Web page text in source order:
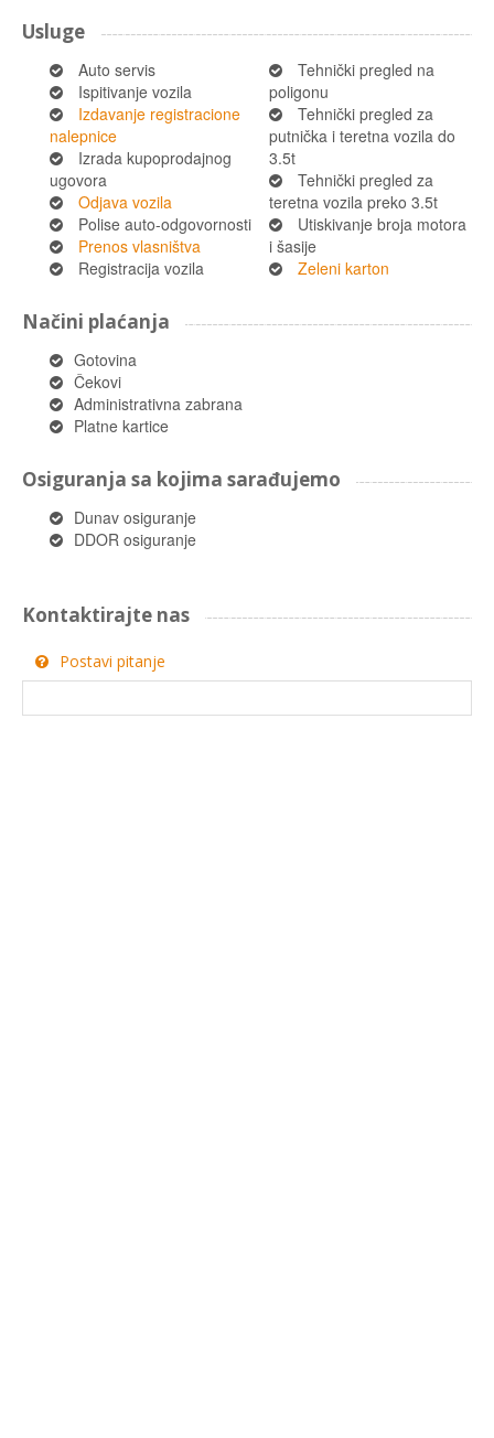
Usluge
Auto servis
Ispitivanje vozila
Izdavanje registracione
nalepnice
Izrada kupoprodajnog
ugovora
Odjava vozila
Polise auto-odgovornosti
Prenos vlasništva
Registracija vozila
Tehnički pregled na
poligonu
Tehnički pregled za
putnička i teretna vozila do
3.5t
Tehnički pregled za
teretna vozila preko 3.5t
Utiskivanje broja motora
i šasije
Zeleni karton
Načini plaćanja
Gotovina
Čekovi
Administrativna zabrana
Platne kartice
Osiguranja sa kojima sarađujemo
Dunav osiguranje
DDOR osiguranje
Kontaktirajte nas
Postavi pitanje